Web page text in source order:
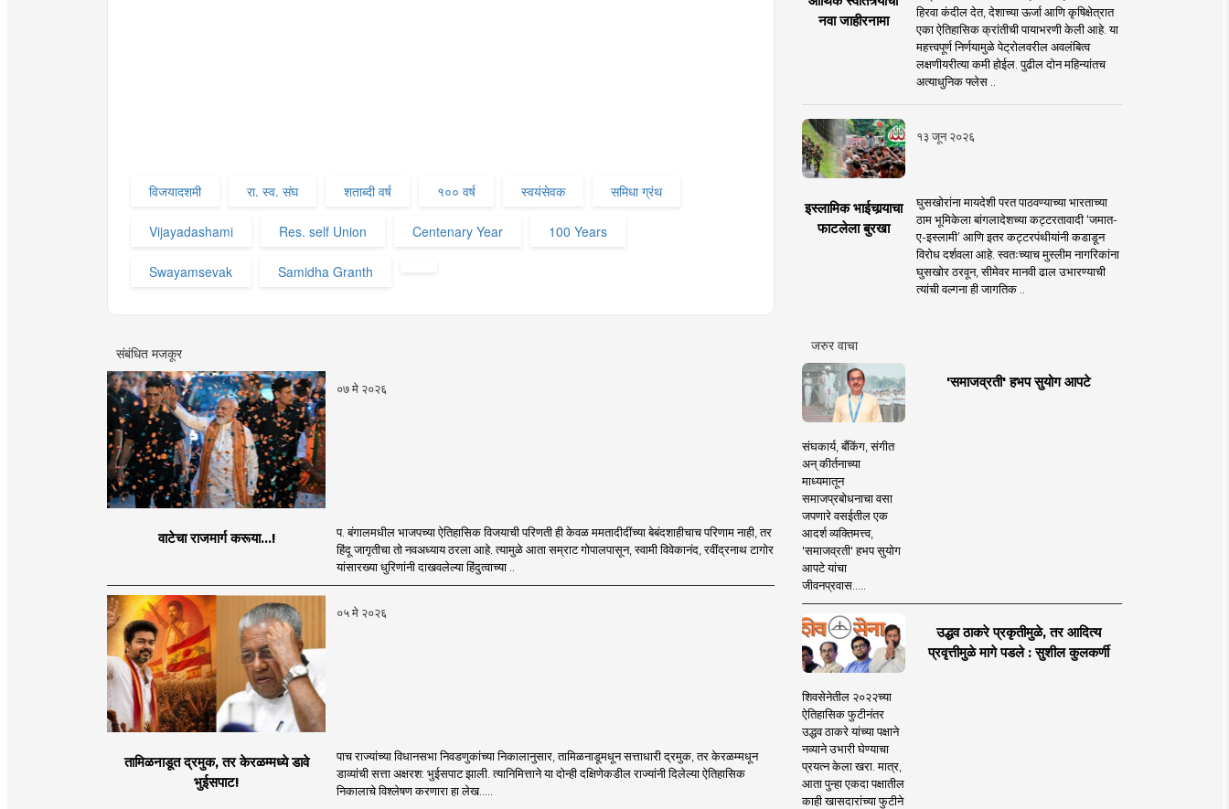
विजयादशमी रा. स्व. संघ शताब्दी वर्ष १०० वर्ष स्वयंसेवक समिधा ग्रंथ
Vijayadashami Res. self Union Centenary Year 100 Years
Swayamsevak Samidha Granth
संबंधित मजकूर
०७ मे २०२६
वाटेचा राजमार्ग करूया...!
प. बंगालमधील भाजपच्या ऐतिहासिक विजयाची परिणती ही केवळ ममतादीदींच्या बेबंदशाहीचाच परिणाम नाही, तर
हिंदू जागृतीचा तो नवअध्याय ठरला आहे. त्यामुळे आता सम्राट गोपालपासून, स्वामी विवेकानंद, रवींद्रनाथ टागोर
यांसारख्या धुरिणांनी दाखवलेल्या हिंदुत्वाच्या ..
०५ मे २०२६
तामिळनाडूत द्रमुक, तर केरळम्मध्ये डावे
भुईसपाट!
पाच राज्यांच्या विधानसभा निवडणुकांच्या निकालानुसार, तामिळनाडूमधून सत्ताधारी द्रमुक, तर केरळम्मधून
डाव्यांची सत्ता अक्षरश: भुईसपाट झाली. त्यानिमित्ताने या दोन्ही दक्षिणेकडील राज्यांनी दिलेल्या ऐतिहासिक
निकालाचे विश्लेषण करणारा हा लेख.....
नवा जाहीरनामा
हिरवा कंदील देत, देशाच्या ऊर्जा आणि कृषिक्षेत्रात
एका ऐतिहासिक क्रांतीची पायाभरणी केली आहे. या
महत्त्वपूर्ण निर्णयामुळे पेट्रोलवरील अवलंबित्व
लक्षणीयरीत्या कमी होईल. पुढील दोन महिन्यांतच
अत्याधुनिक फ्लेस ..
१३ जून २०२६
इस्लामिक भाईचार्‍याचा
फाटलेला बुरखा
घुसखोरांना मायदेशी परत पाठवण्याच्या भारताच्या
ठाम भूमिकेला बांगलादेशच्या कट्टरतावादी ‘जमात-
ए-इस्लामी’ आणि इतर कट्टरपंथीयांनी कडाडून
विरोध दर्शवला आहे. स्वतःच्याच मुस्लीम नागरिकांना
घुसखोर ठरवून, सीमेवर मानवी ढाल उभारण्याची
त्यांची वल्गना ही जागतिक ..
जरुर वाचा
'समाजव्रती' हभप सुयोग आपटे
संघकार्य, बँकिंग, संगीत
अन् कीर्तनाच्या
माध्यमातून
समाजप्रबोधनाचा वसा
जपणारे वसईतील एक
आदर्श व्यक्तिमत्त्व,
'समाजव्रती' हभप सुयोग
आपटे यांचा
जीवनप्रवास.....
उद्धव ठाकरे प्रकृतीमुळे, तर आदित्य
प्रवृत्तीमुळे मागे पडले : सुशील कुलकर्णी
शिवसेनेतील २०२२च्या
ऐतिहासिक फुटीनंतर
उद्धव ठाकरे यांच्या पक्षाने
नव्याने उभारी घेण्याचा
प्रयत्न केला खरा. मात्र,
आता पुन्हा एकदा पक्षातील
काही खासदारांच्या फुटीने